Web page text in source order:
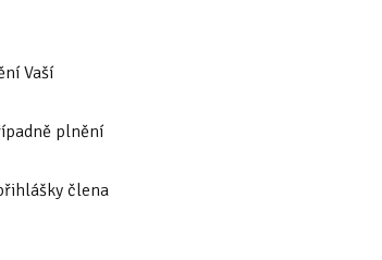
Vaší
plnění
člena